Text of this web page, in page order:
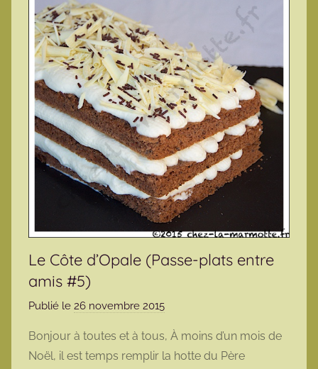
Le Côte d’Opale (Passe-plats entre
amis #5)
Publié le 26 novembre 2015
r
m
Bonjour à toutes et à tous, À moins d’un mois de
Noël, il est temps remplir la hotte du Père